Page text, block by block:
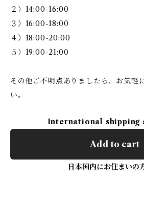
２）14:00-16:00
３）16:00-18:00
４）18:00-20:00
５）19:00-21:00
その他ご不明点ありましたら、お気軽
い。
International shipping
Add to cart
日本国内にお住まいの